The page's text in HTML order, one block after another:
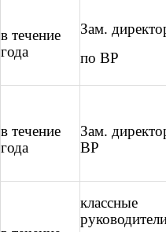
в течение
года
Зам.
по ВР
в течение
года
Зам.
ВР
классные